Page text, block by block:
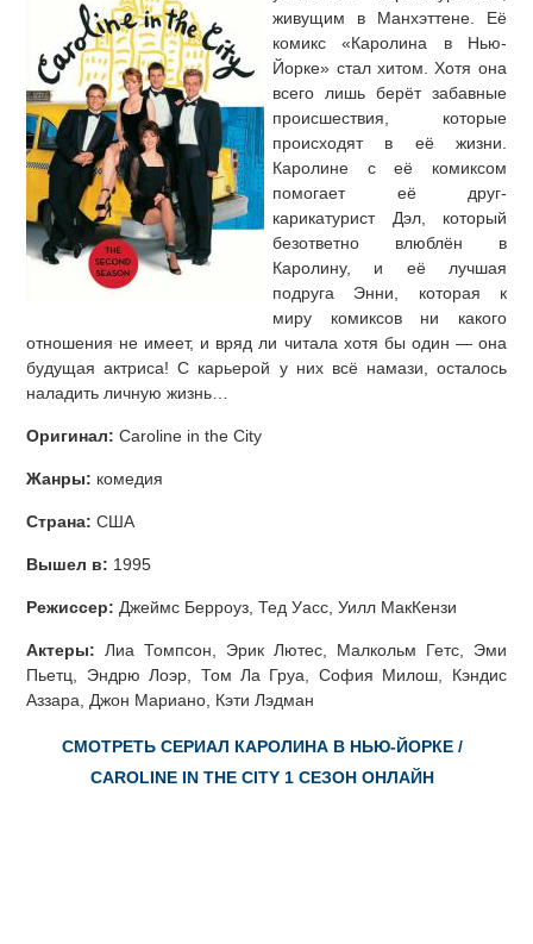
живущим в Манхэттене. Её
комикс «Каролина в Нью-
Йорке» стал хитом. Хотя она
всего лишь берёт забавные
происшествия, которые
происходят в её жизни.
Каролине с её комиксом
помогает её друг-
карикатурист Дэл, который
безответно влюблён в
Каролину, и её лучшая
подруга Энни, которая к
миру комиксов ни какого
отношения не имеет, и вряд ли читала хотя бы один — она
будущая актриса! С карьерой у них всё намази, осталось
наладить личную жизнь…
Оригинал: Caroline in the City
Жанры: комедия
Страна: США
Вышел в: 1995
Режиссер: Джеймс Берроуз, Тед Уасс, Уилл МакКензи
Актеры: Лиа Томпсон, Эрик Лютес, Малкольм Гетс, Эми
Пьетц, Эндрю Лоэр, Том Ла Груа, София Милош, Кэндис
Аззара, Джон Мариано, Кэти Лэдман
СМОТРЕТЬ СЕРИАЛ КАРОЛИНА В НЬЮ-ЙОРКЕ /
CAROLINE IN THE CITY 1 СЕЗОН ОНЛАЙН